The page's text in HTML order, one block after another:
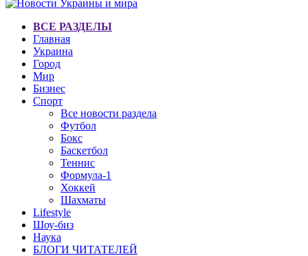
ВСЕ РАЗДЕЛЫ
Главная
Украина
Город
Мир
Бизнес
Спорт
Все новости раздела
Футбол
Бокс
Баскетбол
Теннис
Формула-1
Хоккей
Шахматы
Lifestyle
Шоу-биз
Наука
БЛОГИ ЧИТАТЕЛЕЙ